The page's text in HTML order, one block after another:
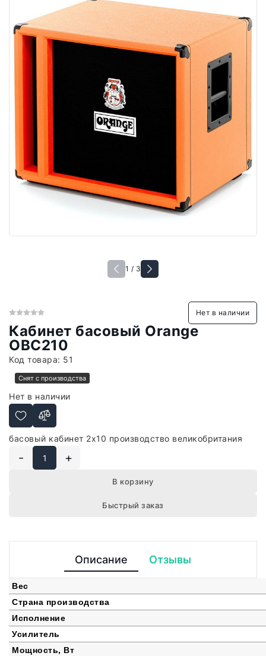
1 / 3
Нет в наличии
Кабинет басовый Orange
OBC210
Код товара: 51
Снят с производства
Нет в наличии
басовый кабинет 2х10 производство великобритания
- +
В корзину
Быстрый заказ
Описание Отзывы
Вес
Страна производства
Исполнение
Усилитель
Мощность, Вт